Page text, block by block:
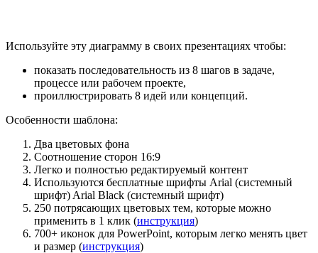
Используйте эту диаграмму в своих презентациях чтобы:
показать последовательность из 8 шагов в задаче,
процессе или рабочем проекте,
проиллюстрировать 8 идей или концепций.
Особенности шаблона:
Два цветовых фона
Соотношение сторон 16:9
Легко и полностью редактируемый контент
Используются бесплатные шрифты Arial (системный
шрифт) Arial Black (системный шрифт)
250 потрясающих цветовых тем, которые можно
применить в 1 клик (инструкция)
700+ иконок для PowerPoint, которым легко менять цвет
и размер (инструкция)